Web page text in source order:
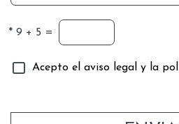
* 9 + 5 =
Acepto el aviso legal y la